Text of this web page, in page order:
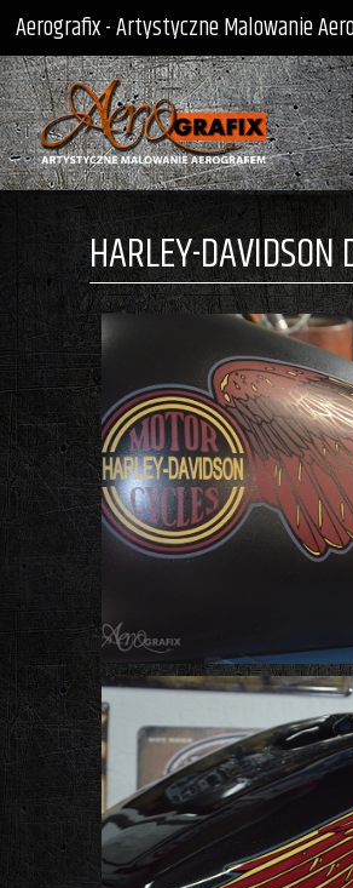
Aerografix - Artystyczne Malowanie
HARLEY-